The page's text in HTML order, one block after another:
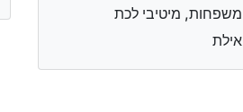
משפחות, מיטיבי לכת
אילת